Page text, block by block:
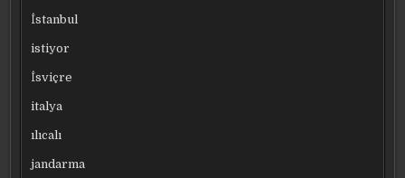
İstanbul
istiyor
İsviçre
italya
ılıcalı
jandarma